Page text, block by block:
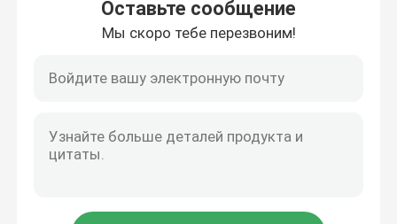
Оставьте сообщение
Мы скоро тебе перезвоним!